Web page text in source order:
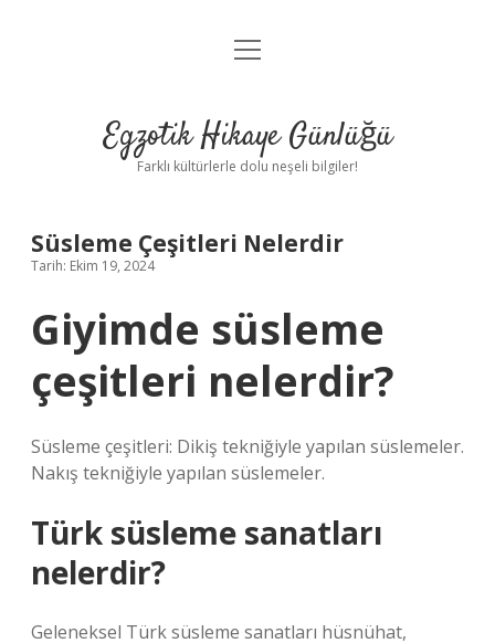
Anasayfa
Yasal Uyarı
menüyü
Egzotik Hikaye Günlüğü
Farklı kültürlerle dolu neşeli bilgiler!
Süsleme Çeşitleri Nelerdir
Tarih: Ekim 19, 2024
Giyimde süsleme
çeşitleri nelerdir?
Süsleme çeşitleri: Dikiş tekniğiyle yapılan süslemeler.
Nakış tekniğiyle yapılan süslemeler.
Türk süsleme sanatları
nelerdir?
Geleneksel Türk süsleme sanatları hüsnühat,